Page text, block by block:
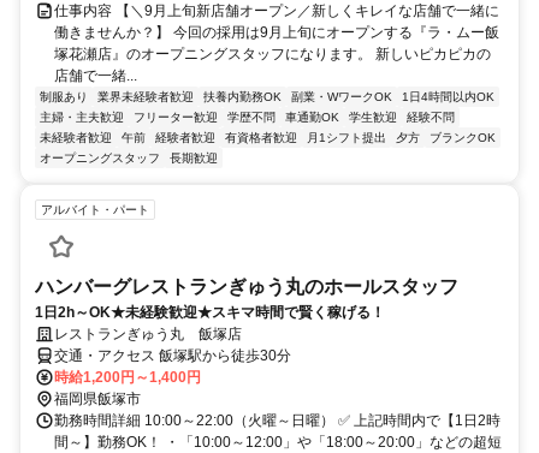
仕事内容 【＼9月上旬新店舗オープン／新しくキレイな店舗で一緒に
働きませんか？】 今回の採用は9月上旬にオープンする『ラ・ムー飯
塚花瀬店』のオープニングスタッフになります。 新しいピカピカの
店舗で一緒...
制服あり 業界未経験者歓迎 扶養内勤務OK 副業・WワークOK
1日4時間以内OK
主婦・主夫歓迎
フリーター歓迎 学歴不問 車通勤OK 学生歓迎
経験不問
未経験者歓迎
午前 経験者歓迎 有資格者歓迎 月1シフト提出 夕方
ブランクOK
オープニングスタッフ
長期歓迎
アルバイト・パート
ハンバーグレストランぎゅう丸のホールスタッフ
1日2h～OK★未経験歓迎★スキマ時間で賢く稼げる！
レストランぎゅう丸 飯塚店
交通・アクセス 飯塚駅から徒歩30分
時給1,200円～1,400円
福岡県飯塚市
勤務時間詳細 10:00～22:00（火曜～日曜） ✅ 上記時間内で【1日2時
間～】勤務OK！ ・「10:00～12:00」や「18:00～20:00」などの超短